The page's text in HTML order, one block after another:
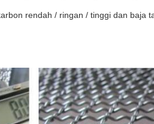
rendah / ringan / tinggi dan baja